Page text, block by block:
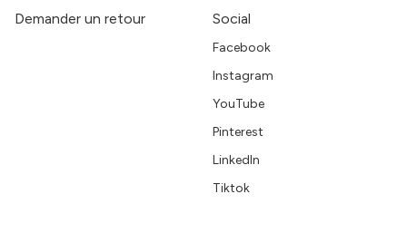
Demander un retour Social
Facebook
Instagram
YouTube
Pinterest
LinkedIn
Tiktok